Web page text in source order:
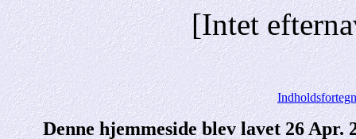
[Intet
Denne hjemmeside blev lavet 26 Apr.